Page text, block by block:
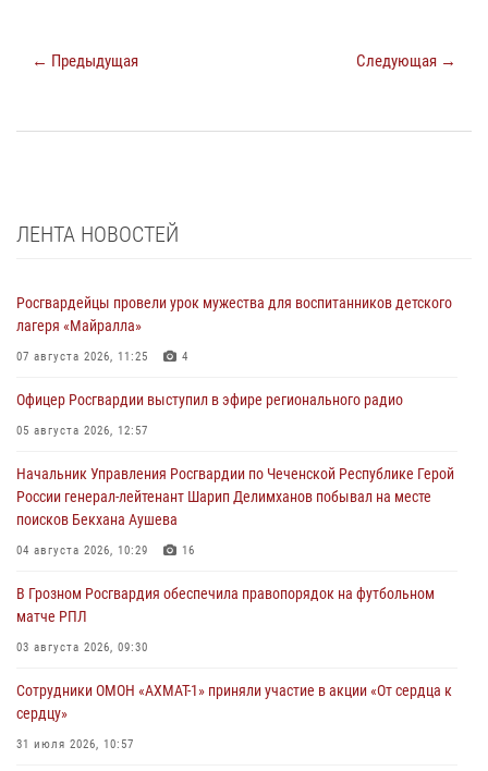
← Предыдущая Следующая →
ЛЕНТА НОВОСТЕЙ
Росгвардейцы провели урок мужества для воспитанников детского
лагеря «Майралла»
07 августа 2026, 11:25 4
Офицер Росгвардии выступил в эфире регионального радио
05 августа 2026, 12:57
Начальник Управления Росгвардии по Чеченской Республике Герой
России генерал-лейтенант Шарип Делимханов побывал на месте
поисков Бекхана Аушева
04 августа 2026, 10:29 16
В Грозном Росгвардия обеспечила правопорядок на футбольном
матче РПЛ
03 августа 2026, 09:30
Сотрудники ОМОН «АХМАТ-1» приняли участие в акции «От сердца к
сердцу»
31 июля 2026, 10:57